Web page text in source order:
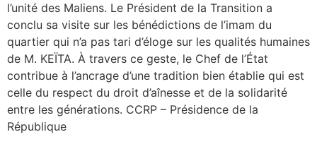
l’unité des Maliens. Le Président de la Transition a
conclu sa visite sur les bénédictions de l’imam du
quartier qui n’a pas tari d’éloge sur les qualités humaines
de M. KEÏTA. À travers ce geste, le Chef de l’État
contribue à l’ancrage d’une tradition bien établie qui est
celle du respect du droit d’aînesse et de la solidarité
entre les générations. CCRP – Présidence de la
République